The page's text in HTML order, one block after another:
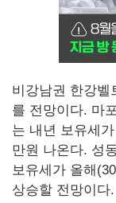
비강남권 한강벨
를 전망이다. 마
는 내년 보유세
만원 나온다. 성
보유세가 올해
상승할 전망이다.